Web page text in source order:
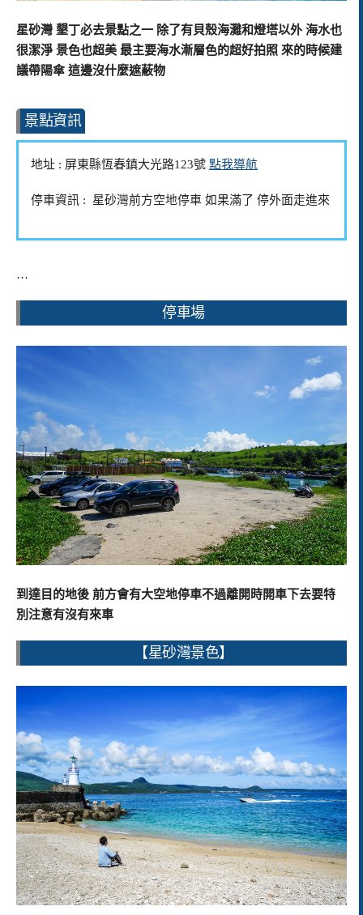
星砂灣 墾丁必去景點之一 除了有貝殼海灘和燈塔以外 海水也
很潔淨 景色也超美 最主要海水漸層色的超好拍照 來的時候建
議帶陽傘 這邊沒什麼遮蔽物
景點資訊
地址 : 屏東縣恆春鎮大光路123號 點我導航
停車資訊 : 星砂灣前方空地停車 如果滿了 停外面走進來
…
停車場
到達目的地後 前方會有大空地停車不過離開時開車下去要特
別注意有沒有來車
【星砂灣景色】